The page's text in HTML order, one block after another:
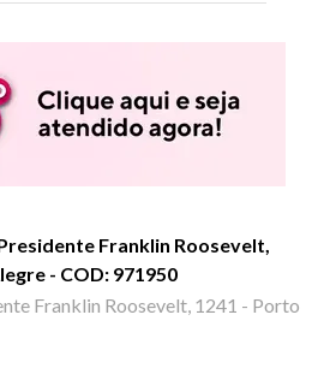
Franklin Roosevelt,
- COD: 971950
Franklin Roosevelt, 1241 - Porto